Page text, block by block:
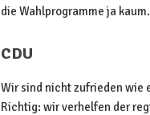
die Wahlprogramme ja
CDU
Wir sind nicht zufrieden wie
Richtig: wir verhelfen der